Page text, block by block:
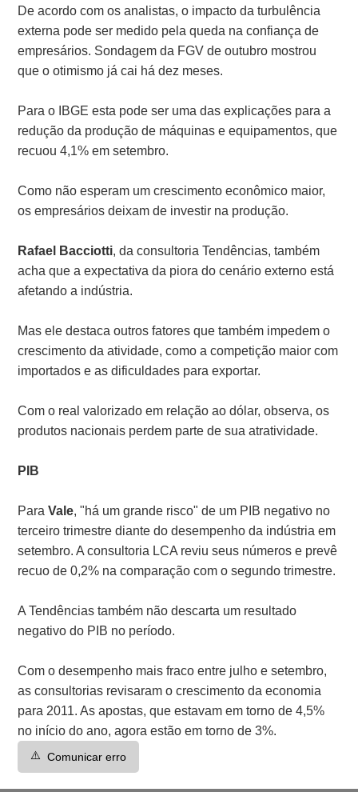
De acordo com os analistas, o impacto da turbulência
externa pode ser medido pela queda na confiança de
empresários. Sondagem da FGV de outubro mostrou
que o otimismo já cai há dez meses.
Para o IBGE esta pode ser uma das explicações para a
redução da produção de máquinas e equipamentos, que
recuou 4,1% em setembro.
Como não esperam um crescimento econômico maior,
os empresários deixam de investir na produção.
Rafael Bacciotti, da consultoria Tendências, também
acha que a expectativa da piora do cenário externo está
afetando a indústria.
Mas ele destaca outros fatores que também impedem o
crescimento da atividade, como a competição maior com
importados e as dificuldades para exportar.
Com o real valorizado em relação ao dólar, observa, os
produtos nacionais perdem parte de sua atratividade.
PIB
ParaVale, "há um grande risco" de um PIB negativo no
terceiro trimestre diante do desempenho da indústria em
setembro. A consultoria LCA reviu seus números e prevê
recuo de 0,2% na comparação com o segundo trimestre.
A Tendências também não descarta um resultado
negativo do PIB no período.
Com o desempenho mais fraco entre julho e setembro,
as consultorias revisaram o crescimento da economia
para 2011. As apostas, que estavam em torno de 4,5%
no início do ano, agora estão em torno de 3%.
⚠️ Comunicar erro